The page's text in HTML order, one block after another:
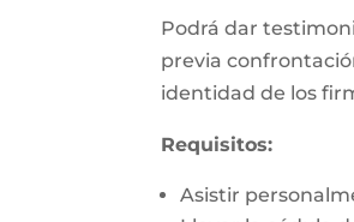
Podrá dar
previa
identidad de los
Requisitos:
Asistir